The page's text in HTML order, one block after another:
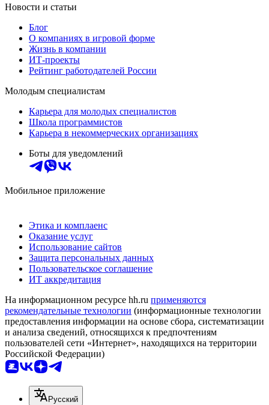
Новости и статьи
Блог
О компаниях в игровой форме
Жизнь в компании
ИТ-проекты
Рейтинг работодателей России
Молодым специалистам
Карьера для молодых специалистов
Школа программистов
Карьера в некоммерческих организациях
Боты для уведомлений
Мобильное приложение
Этика и комплаенс
Оказание услуг
Использование сайтов
Защита персональных данных
Пользовательское соглашение
ИТ аккредитация
На информационном ресурсе hh.ru применяются
рекомендательные технологии (информационные технологии
предоставления информации на основе сбора, систематизации
и анализа сведений, относящихся к предпочтениям
пользователей сети «Интернет», находящихся на территории
Российской Федерации)
Русский